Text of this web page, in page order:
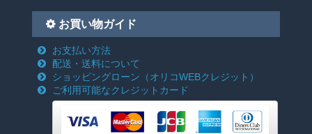
お買い物ガイド
お支払い方法
配送・送料について
ショッピングローン （オリコWEBクレジット）
ご利用可能なクレジットカード